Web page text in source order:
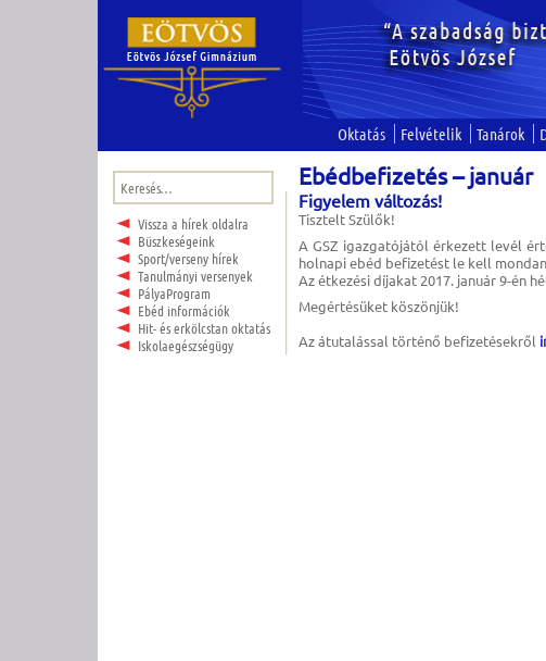
Oktatás Felvételik Tanárok
Keresés:
Vissza a hírek oldalra
Büszkeségeink
Sport/verseny hírek
Tanulmányi versenyek
PályaProgram
Ebéd információk
Hit- és erkölcstan oktatás
Iskolaegészségügy
Ebédbefizetés – január
Figyelem változás!
Tisztelt Szülők!
A GSZ igazgatójától érkezett levél
holnapi ebéd befizetést le kell
Az étkezési díjakat 2017. január 9-én
Megértésüket köszönjük!
Az átutalással történő befizetésekről